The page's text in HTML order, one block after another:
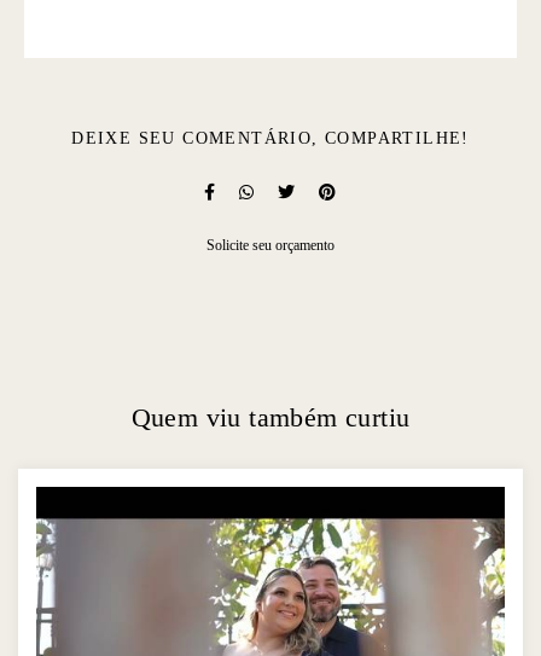
DEIXE SEU COMENTÁRIO, COMPARTILHE!
Solicite seu orçamento
Quem viu também curtiu